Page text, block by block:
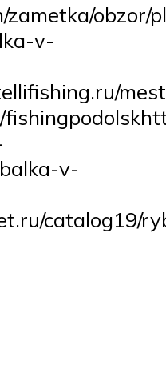
zametka/obzor/
v-
v-
catalog19/